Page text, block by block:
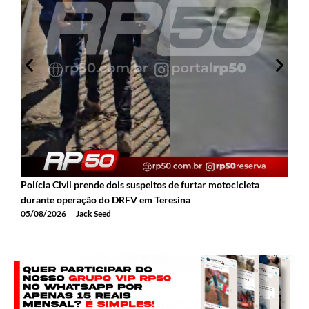
Polícia Civil prende dois suspeitos de furtar motocicleta
durante operação do DRFV em Teresina
05/08/2026 Jack Seed